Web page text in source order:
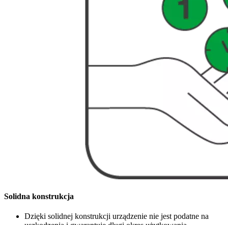
Solidna konstrukcja
Dzięki solidnej konstrukcji urządzenie nie jest podatne na